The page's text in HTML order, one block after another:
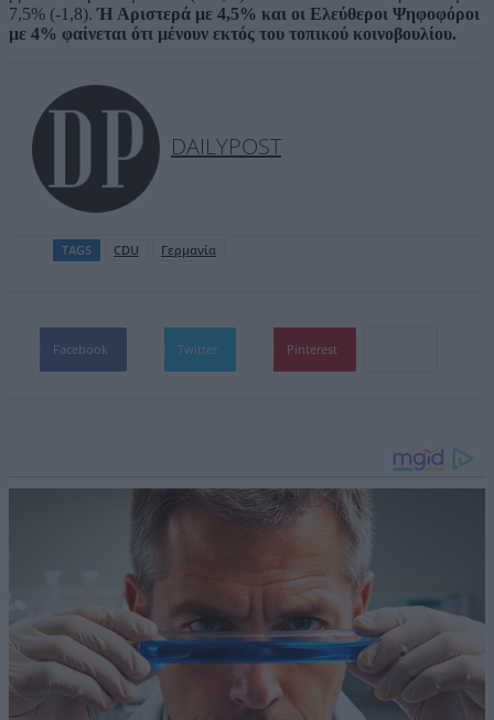
7,5% (-1,8). Ή Αριστερά με 4,5% και οι Ελεύθεροι Ψηφοφόροι
με 4% φαίνεται ότι μένουν εκτός του τοπικού κοινοβουλίου.
DAILYPOST
TAGS CDU Γερμανία
Facebook Twitter Pinterest